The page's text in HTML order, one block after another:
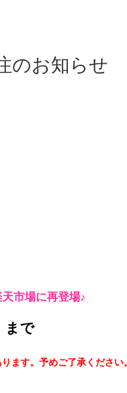
のお知らせ
市場に再登場♪
で
ます。予めご了承ください